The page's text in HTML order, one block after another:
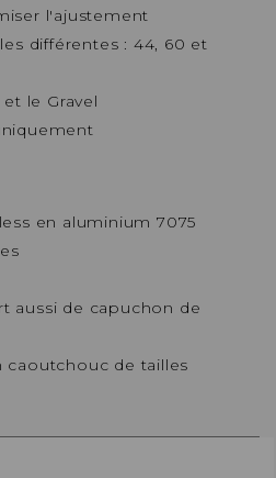
l'ajustement
différentes : 44, 60 et
le Gravel
en aluminium 7075
aussi de capuchon de
caoutchouc de tailles